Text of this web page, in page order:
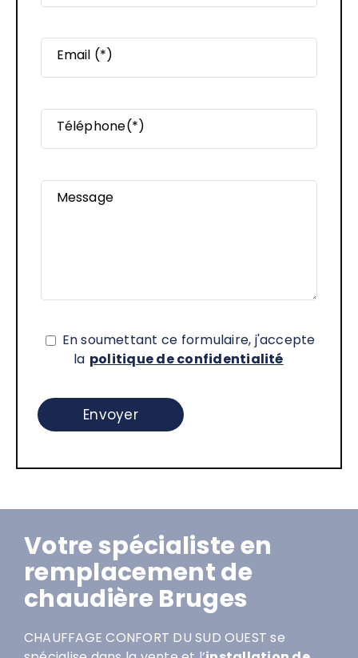
Email (*)
Téléphone(*)
Message
En soumettant ce formulaire, j'accepte
la politique de confidentialité
Votre spécialiste en
remplacement de
chaudière Bruges
CHAUFFAGE CONFORT DU SUD OUEST se